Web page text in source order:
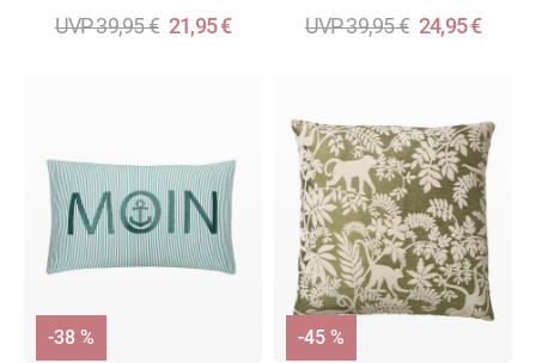
UVP 39,95 € 21,95 € UVP 39,95 € 24,95 €
-38 % -45 %